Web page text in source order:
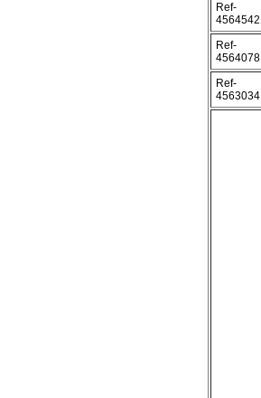
Ref-
4564542
Ref-
4564078
Ref-
4563034